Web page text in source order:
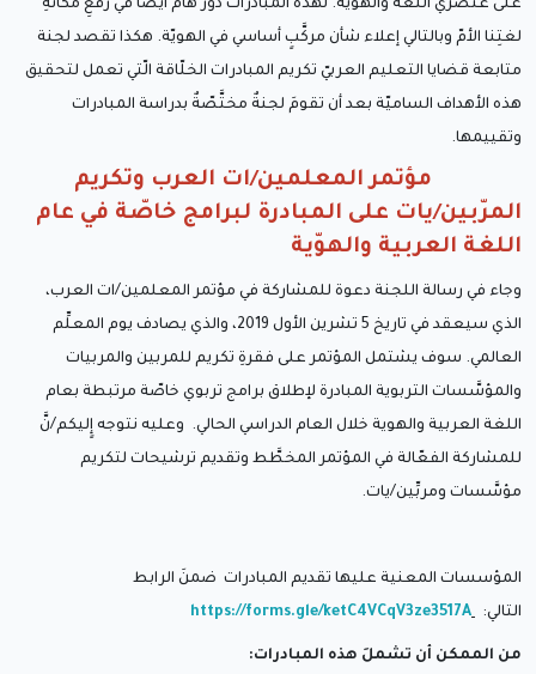
على عنصرَيْ اللغة والهويّة. لهذه المبادرات دور هامّ أيضًا في رفعِ مكانةِ
لغتِنا الأمّ وبالتالي إعلاء شأن مركَّبٍ أساسي في الهويّة. هكذا تقصد لجنة
متابعة قضايا التعليم العربيّ تكريم المبادرات الخلّاقة الّتي تعمل لتحقيق
هذه الأهداف الساميّة بعد أن تقومَ لجنةٌ مختَّصّةٌ بدراسة المبادرات
وتقييمها.
مؤتمر المعلمين/ات العرب وتكريم
المرّبين/يات على المبادرة لبرامج خاصّة في عام
اللغة العربية والهوّية
وجاء في رسالة اللجنة دعوة للمشاركة في مؤتمر المعلمين/ات العرب،
الذي سيعقد في تاريخ 5 تشرين الأول 2019، والذي يصادف يوم المعلِّم
العالمي. سوف يشتمل المؤتمر على فقرةِ تكريم للمربين والمربيات
والمؤسَّسات التربوية المبادرة لإطلاق برامج تربوي خاصّة مرتبطة بعام
اللغة العربية والهوية خلال العام الدراسي الحالي. وعليه نتوجه إٍليكم/نَّ
للمشاركة الفعّالة في المؤتمر المخطَّط وتقديم ترشيحات لتكريم
مؤسَّسات ومربِّين/يات.
المؤسسات المعنية عليها تقديم المبادرات ضمنَ الرابط
التالي:
https://forms.gle/ketC4VCqV3ze3517A
من الممكن أن تشملَ هذه المبادرات: